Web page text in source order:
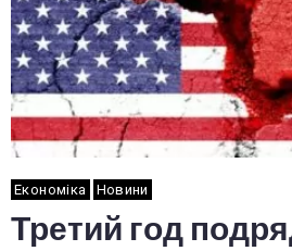
Економіка Новини
Третий год